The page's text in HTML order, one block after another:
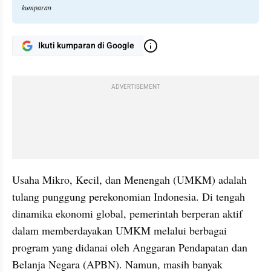
kumparan
Ikuti kumparan di Google
ADVERTISEMENT
Usaha Mikro, Kecil, dan Menengah (UMKM) adalah
tulang punggung perekonomian Indonesia. Di tengah
dinamika ekonomi global, pemerintah berperan aktif
dalam memberdayakan UMKM melalui berbagai
program yang didanai oleh Anggaran Pendapatan dan
Belanja Negara (APBN). Namun, masih banyak